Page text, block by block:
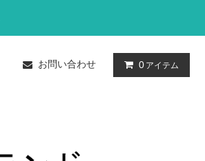
お問い合わせ 0 アイテム